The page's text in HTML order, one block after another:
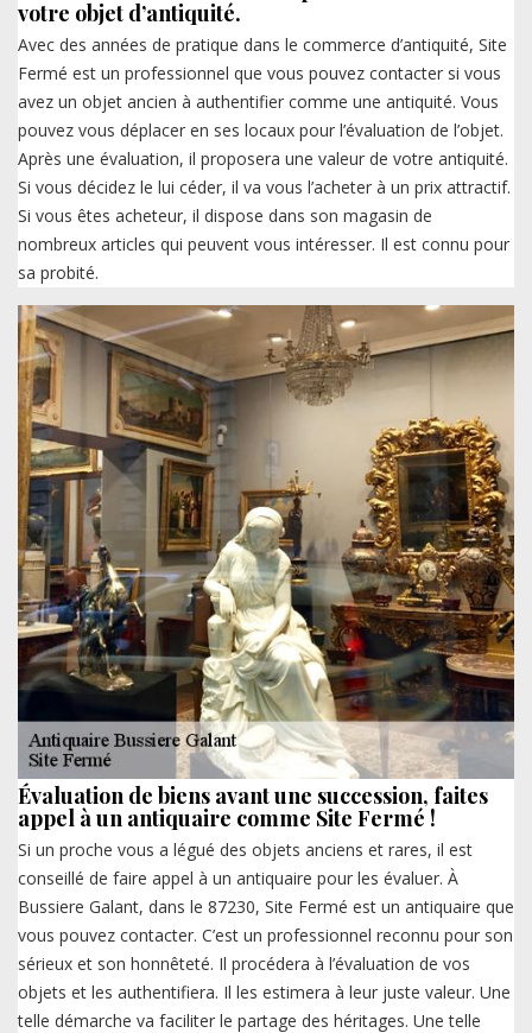
votre objet d’antiquité.
Avec des années de pratique dans le commerce d’antiquité, Site
Fermé est un professionnel que vous pouvez contacter si vous
avez un objet ancien à authentifier comme une antiquité. Vous
pouvez vous déplacer en ses locaux pour l’évaluation de l’objet.
Après une évaluation, il proposera une valeur de votre antiquité.
Si vous décidez le lui céder, il va vous l’acheter à un prix attractif.
Si vous êtes acheteur, il dispose dans son magasin de
nombreux articles qui peuvent vous intéresser. Il est connu pour
sa probité.
Évaluation de biens avant une succession, faites
appel à un antiquaire comme Site Fermé !
Si un proche vous a légué des objets anciens et rares, il est
conseillé de faire appel à un antiquaire pour les évaluer. À
Bussiere Galant, dans le 87230, Site Fermé est un antiquaire que
vous pouvez contacter. C’est un professionnel reconnu pour son
sérieux et son honnêteté. Il procédera à l’évaluation de vos
objets et les authentifiera. Il les estimera à leur juste valeur. Une
telle démarche va faciliter le partage des héritages. Une telle